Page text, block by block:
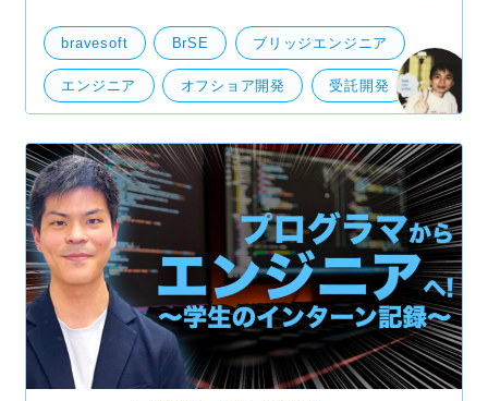
紹介します。直接会話したり、チャットでコミュニケ
ーショ
bravesoft BrSE ブリッジエンジニア
エンジニア オフショア開発 受託開発